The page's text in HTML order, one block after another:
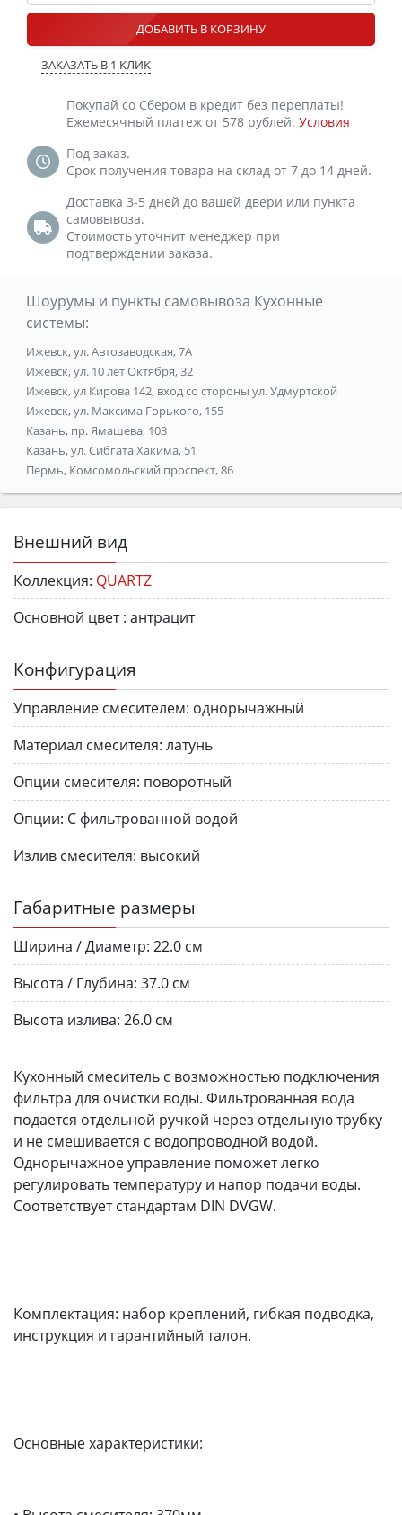
ДОБАВИТЬ В КОРЗИНУ
ЗАКАЗАТЬ В 1 КЛИК
Покупай со Сбером в кредит без переплаты!
Ежемесячный платеж от 578 рублей. Условия
Под заказ.
Срок получения товара на склад от 7 до 14 дней.
Доставка 3-5 дней до вашей двери или пункта
самовывоза.
Стоимость уточнит менеджер при
подтверждении заказа.
Шоурумы и пункты самовывоза Кухонные
системы:
Ижевск, ул. Автозаводская, 7А
Ижевск, ул. 10 лет Октября, 32
Ижевск, ул Кирова 142, вход со стороны ул. Удмуртской
Ижевск, ул. Максима Горького, 155
Казань, пр. Ямашева, 103
Казань, ул. Сибгата Хакима, 51
Пермь, Комсомольский проспект, 86
Внешний вид
Коллекция: QUARTZ
Основной цвет : антрацит
Конфигурация
Управление смесителем: однорычажный
Материал смесителя: латунь
Опции смесителя: поворотный
Опции: С фильтрованной водой
Излив смесителя: высокий
Габаритные размеры
Ширина / Диаметр: 22.0 см
Высота / Глубина: 37.0 см
Высота излива: 26.0 см
Кухонный смеситель с возможностью подключения
фильтра для очистки воды. Фильтрованная вода
подается отдельной ручкой через отдельную трубку
и не смешивается с водопроводной водой.
Однорычажное управление поможет легко
регулировать температуру и напор подачи воды.
Соответствует стандартам DIN DVGW.
Комплектация: набор креплений, гибкая подводка,
инструкция и гарантийный талон.
Основные характеристики: